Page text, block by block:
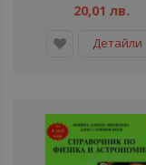
20,01 лв.
Детайли